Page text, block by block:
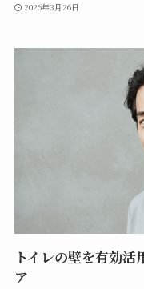
2026年3月26日
トイレの壁を有効
ア